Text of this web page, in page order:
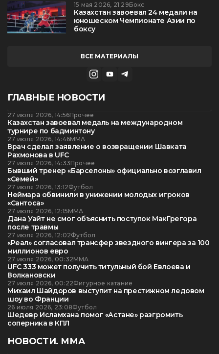
15 мая 2026, 21:29Бокс
Казахстан завоевал 24 медали на
юношеском Чемпионате Азии по
боксу
ВСЕ МАТЕРИАЛЫ
ГЛАВНЫЕ НОВОСТИ
27 июля 2026, 14:56Прочее
Казахстан завоевал медаль на международном
турнире по бадминтону
27 июля 2026, 14:46ММА
Врач сделал заявление о возвращении Шавката
Рахмонова в UFC
27 июля 2026, 14:33Прочее
Бывший тренер «Барселоны» официально возглавил
«Семей»
27 июля 2026, 13:12Футбол
Неймара обвинили в унижении молодых игроков
«Сантоса»
27 июля 2026, 12:15ММА
Дана Уайт не смог объяснить поступок МакГрегора
после травмы
27 июля 2026, 12:02Футбол
«Реал» согласовал трансфер звездного вингера за 100
миллионов евро
27 июля 2026, 00:32ММА
UFC 333 может получить титульный бой Евлоева и
Волкановски
27 июля 2026, 00:22Фигурное катание
Михаил Шайдоров выступит на престижном ледовом
шоу во Франции
26 июля 2026, 23:08Футбол
Шедевр Исламхана помог «Астане» разгромить
соперника в КПЛ
НОВОСТИ. ММА